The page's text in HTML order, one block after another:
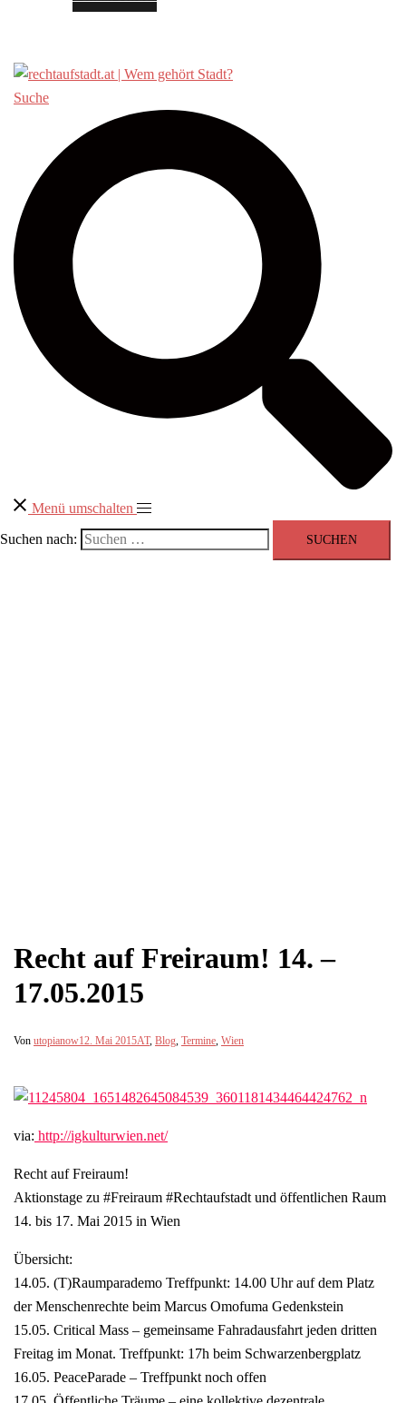
Suche
Menü umschalten
Suchen nach:
Recht auf Freiraum! 14. –
17.05.2015
Von utopianow12. Mai 2015AT, Blog, Termine, Wien
via: http://igkulturwien.net/
Recht auf Freiraum!
Aktionstage zu #Freiraum #Rechtaufstadt und öffentlichen Raum
14. bis 17. Mai 2015 in Wien
Übersicht:
14.05. (T)Raumparademo Treffpunkt: 14.00 Uhr auf dem Platz
der Menschenrechte beim Marcus Omofuma Gedenkstein
15.05. Critical Mass – gemeinsame Fahradausfahrt jeden dritten
Freitag im Monat. Treffpunkt: 17h beim Schwarzenbergplatz
16.05. PeaceParade – Treffpunkt noch offen